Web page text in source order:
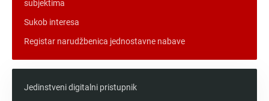
subjektima
Sukob interesa
Registar narudžbenica jednostavne nabave
Jedinstveni digitalni pristupnik